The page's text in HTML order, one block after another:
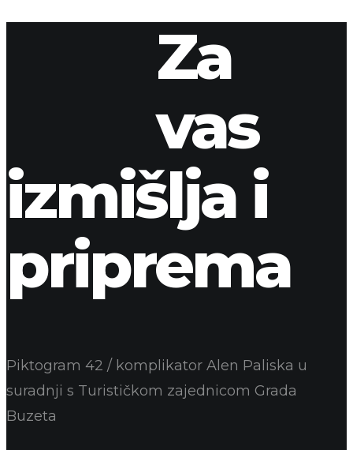
Za
vas
izmišlja i
priprema
Piktogram 42 / komplikator Alen Paliska u
suradnji s Turističkom zajednicom Grada
Buzeta